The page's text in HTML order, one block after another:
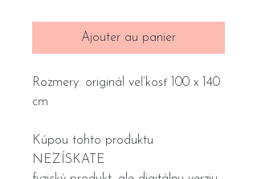
Ajouter au panier
Rozmery: originál veľkosť 100 x 140
cm
Kúpou tohto produktu
NEZÍSKATE